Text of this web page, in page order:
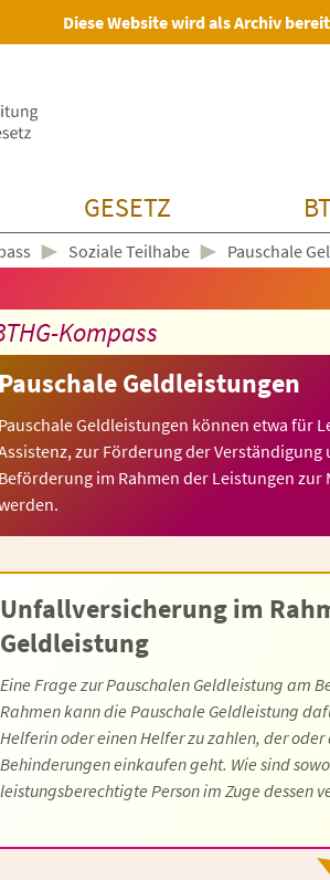
Diese Website wird als Archiv
GESETZ
► Soziale Teilhabe ► Pauschale
Kompass
Pauschale Geldleistungen
Pauschale Geldleistungen können etwa für
zur Förderung der Verständigung
Beförderung im Rahmen der Leistungen
Unfallversicherung im
Geldleistung
Eine Frage zur Pauschalen Geldleistung am
Rahmen kann die Pauschale Geldleistung
Helferin oder einen Helfer zu zahlen, der
Behinderungen einkaufen geht. Wie sind
leistungsberechtigte Person im Zuge dessen